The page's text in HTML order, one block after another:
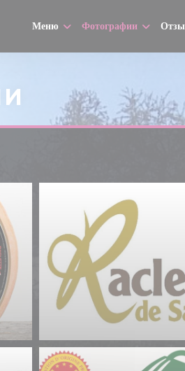
Меню Фотографии